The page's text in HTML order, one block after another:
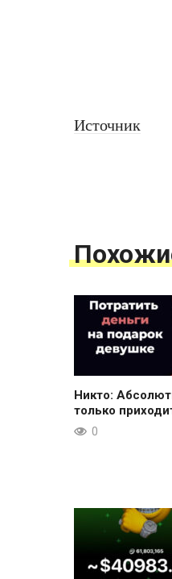
Источник
Никто:
только
0